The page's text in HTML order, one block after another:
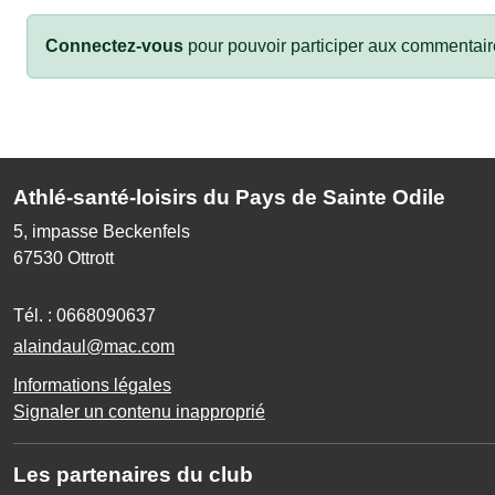
Connectez-vous pour pouvoir participer aux
Athlé-santé-loisirs du Pays de Sainte Odile
5, impasse Beckenfels
67530 Ottrott
Tél. : 0668090637
alaindaul@mac.com
Informations légales
Signaler un contenu inapproprié
Les partenaires du club